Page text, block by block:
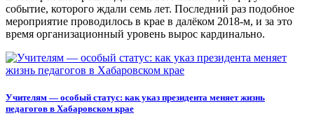
событие, которого ждали семь лет. Последний раз подобное
мероприятие проводилось в крае в далёком 2018-м, и за это
время организационный уровень вырос кардинально.
Учителям — особый статус: как указ президента меняет жизнь
педагогов в Хабаровском крае